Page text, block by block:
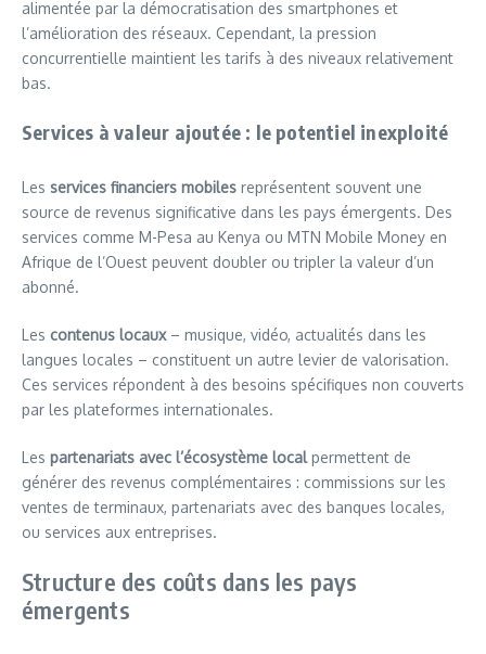
alimentée par la démocratisation des smartphones et
l’amélioration des réseaux. Cependant, la pression
concurrentielle maintient les tarifs à des niveaux relativement
bas.
Services à valeur ajoutée : le potentiel inexploité
Les services financiers mobiles représentent souvent une
source de revenus significative dans les pays émergents. Des
services comme M-Pesa au Kenya ou MTN Mobile Money en
Afrique de l’Ouest peuvent doubler ou tripler la valeur d’un
abonné.
Les contenus locaux– musique, vidéo, actualités dans les
langues locales – constituent un autre levier de valorisation.
Ces services répondent à des besoins spécifiques non couverts
par les plateformes internationales.
Les partenariats avec l’écosystème localpermettent de
générer des revenus complémentaires : commissions sur les
ventes de terminaux, partenariats avec des banques locales,
ou services aux entreprises.
Structure des coûts dans les pays
émergents